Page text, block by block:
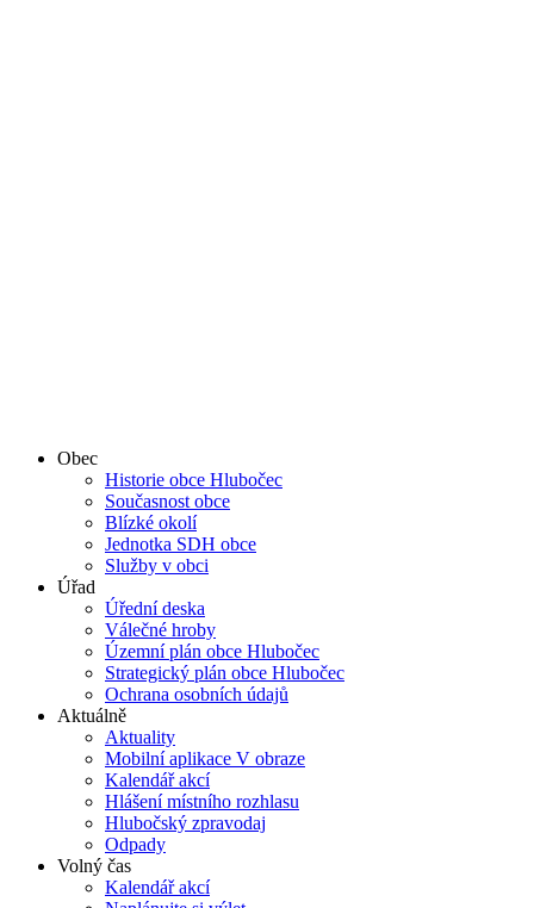
Obec
Historie obce Hlubočec
Současnost obce
Blízké okolí
Jednotka SDH obce
Služby v obci
Úřad
Úřední deska
Válečné hroby
Územní plán obce Hlubočec
Strategický plán obce Hlubočec
Ochrana osobních údajů
Aktuálně
Aktuality
Mobilní aplikace V obraze
Kalendář akcí
Hlášení místního rozhlasu
Hlubočský zpravodaj
Odpady
Volný čas
Kalendář akcí